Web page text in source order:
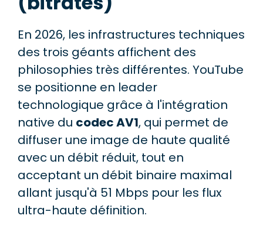
En 2026, les infrastructures techniques
des trois géants affichent des
philosophies très différentes. YouTube
se positionne en leader
technologique grâce à l'intégration
native du codec AV1, qui permet de
diffuser une image de haute qualité
avec un débit réduit, tout en
acceptant un débit binaire maximal
allant jusqu'à 51 Mbps pour les flux
ultra-haute définition.